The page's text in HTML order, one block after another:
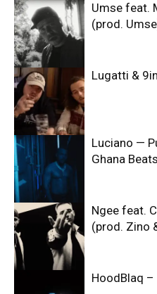
Umse feat.
(prod.
Lugatti &
Luciano —
Ghana
Ngee feat.
(prod. Zino
HoodBlaq